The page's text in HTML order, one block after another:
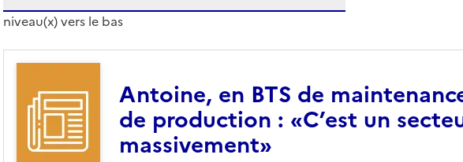
niveau(x) vers le bas
Antoine, en BTS de
de production : «C’est un
massivement»